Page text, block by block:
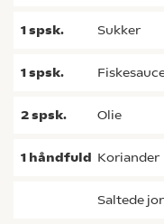
1spsk. sukker
1spsk.
2spsk. olie
1 håndfuld koriander
saltede